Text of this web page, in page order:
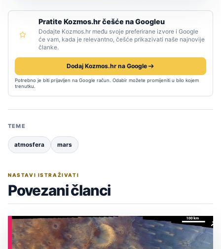
Pratite Kozmos.hr češće na Googleu
Dodajte Kozmos.hr među svoje preferirane izvore i Google
će vam, kada je relevantno, češće prikazivati naše najnovije
članke.
Dodaj Kozmos.hr na Google
Potrebno je biti prijavljen na Google račun. Odabir možete promijeniti u bilo kojem
trenutku.
TEME
atmosfera mars
NASTAVI ISTRAŽIVATI
Povezani članci